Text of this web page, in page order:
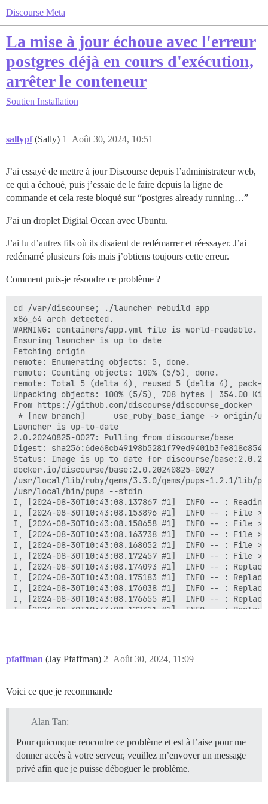
Discourse Meta
La mise à jour échoue avec l'erreur
postgres déjà en cours d'exécution,
arrêter le conteneur
Soutien Installation
sallypf (Sally) Août 30, 2024, 10:51
1
J’ai essayé de mettre à jour Discourse depuis l’administrateur web,
ce qui a échoué, puis j’essaie de le faire depuis la ligne de
commande et cela reste bloqué sur “postgres already running…”
J’ai un droplet Digital Ocean avec Ubuntu.
J’ai lu d’autres fils où ils disaient de redémarrer et réessayer. J’ai
redémarré plusieurs fois mais j’obtiens toujours cette erreur.
Comment puis-je résoudre ce problème ?
cd /var/discourse; ./launcher rebuild app
x86_64 arch detected.
WARNING: containers/app.yml file is world-
Ensuring launcher is up to date
Fetching origin
remote: Enumerating objects: 5, done.
remote: Counting objects: 100% (5/5), done.
remote: Total 5 (delta 4), reused 5 (delta 4), pack-
Unpacking objects: 100% (5/5), 708 bytes | 354.00
From https://github.com/discourse/discourse_docker
* [new branch]      use_ruby_base_iamge -> origin/
Launcher is up-to-date
2.0.20240825-0027: Pulling from discourse/base
Digest:
Status: Image is up to date for discourse/
docker.io/discourse/base:2.0.20240825-0027
/usr/local/lib/ruby/gems/3.3.0/gems/pups-1.2.1/lib/
/usr/local/bin/pups --stdin
I, [2024-08-30T10:43:08.137867 #1]  INFO -- :
I, [2024-08-30T10:43:08.153896 #1]  INFO -- : File
I, [2024-08-30T10:43:08.158658 #1]  INFO -- : File
I, [2024-08-30T10:43:08.163738 #1]  INFO -- : File
I, [2024-08-30T10:43:08.168052 #1]  INFO -- : File
I, [2024-08-30T10:43:08.172457 #1]  INFO -- : File >
I, [2024-08-30T10:43:08.174093 #1]  INFO -- :
I, [2024-08-30T10:43:08.175183 #1]  INFO -- :
I, [2024-08-30T10:43:08.176038 #1]  INFO -- :
I, [2024-08-30T10:43:08.176655 #1]  INFO -- :
I, [2024-08-30T10:43:08.177311 #1]  INFO -- :
I, [2024-08-30T10:43:08.179971 #1]  INFO -- :
I, [2024-08-30T10:43:08.180883 #1]  INFO -- :
I, [2024-08-30T10:43:08.182939 #1]  INFO -- : >
elif [ -e /shared/postgres_run/.s.PGSQL.5432 ]; then
socat /dev/null UNIX-CONNECT:/shared/
fi
2024/08/30 10:43:08 socat[28] E connect(, AF=1 "/
I, [2024-08-30T10:43:08.270928 #1]  INFO -- :
pfaffman (Jay Pfaffman) Août 30, 2024, 11:09
2
Voici ce que je recommande
Alan Tan:
Pour quiconque rencontre ce problème et est à l’aise pour me
donner accès à votre serveur, veuillez m’envoyer un message
privé afin que je puisse déboguer le problème.